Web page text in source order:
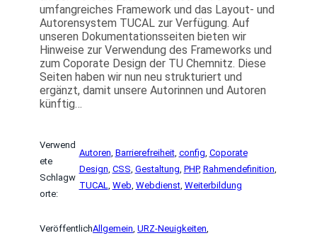
umfangreiches Framework und das Layout- und
Autorensystem TUCAL zur Verfügung. Auf
unseren Dokumentationsseiten bieten wir
Hinweise zur Verwendung des Frameworks und
zum Coporate Design der TU Chemnitz. Diese
Seiten haben wir nun neu strukturiert und
ergänzt, damit unsere Autorinnen und Autoren
künftig…
Verwend
ete
Schlagw
orte:
Autoren, Barrierefreiheit, config, Coporate
Design, CSS, Gestaltung, PHP, Rahmendefinition
TUCAL, Web, Webdienst, Weiterbildung
VeröffentlichAllgemein , URZ-Neuigkeiten